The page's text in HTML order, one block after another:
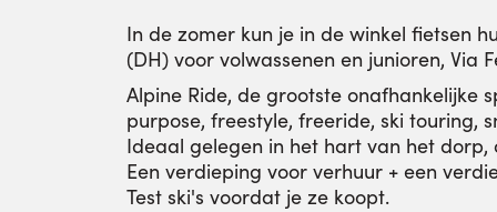
In de zomer kun je in de winkel fietsen
(DH) voor volwassenen en junioren,
Alpine Ride, de grootste onafhankelijke
purpose, freestyle, freeride, ski touring,
Ideaal gelegen in het hart van het
Een verdieping voor verhuur + een
Test ski's voordat je ze koopt.